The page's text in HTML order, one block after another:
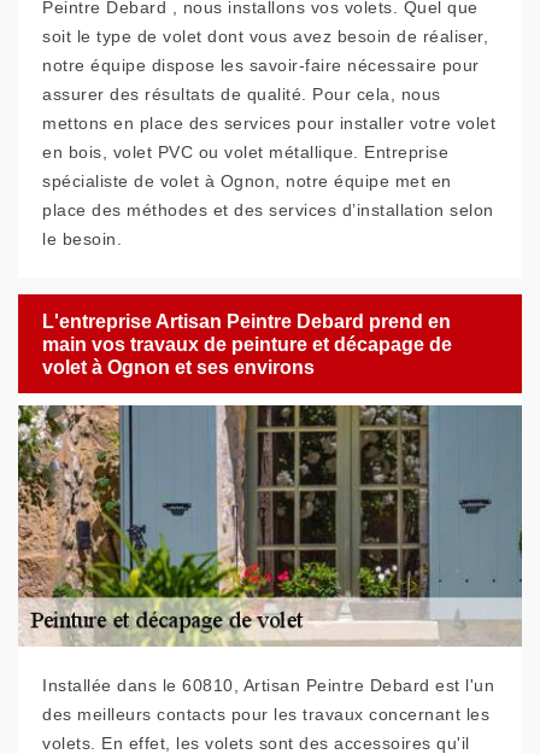
Peintre Debard , nous installons vos volets. Quel que
soit le type de volet dont vous avez besoin de réaliser,
notre équipe dispose les savoir-faire nécessaire pour
assurer des résultats de qualité. Pour cela, nous
mettons en place des services pour installer votre volet
en bois, volet PVC ou volet métallique. Entreprise
spécialiste de volet à Ognon, notre équipe met en
place des méthodes et des services d’installation selon
le besoin.
L'entreprise Artisan Peintre Debard prend en
main vos travaux de peinture et décapage de
volet à Ognon et ses environs
Installée dans le 60810, Artisan Peintre Debard est l'un
des meilleurs contacts pour les travaux concernant les
volets. En effet, les volets sont des accessoires qu'il